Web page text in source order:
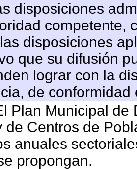
disposiciones
competente,
disposiciones
que su difusión
lograr con la
de
Plan Municipal
de Centros de
anuales
propongan.